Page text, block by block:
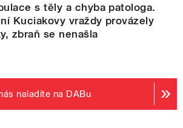
s těly a chyba patologa.
Kuciakovy vraždy provázely
zbraň se nenašla
naladíte na DABu